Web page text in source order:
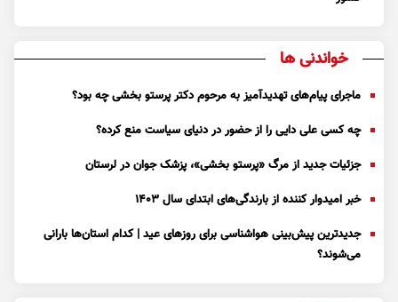
خواندنی ها
ماجرای پیام‌های تهدیدآمیز به مرحوم دکتر پرستو بخشی چه بود؟
چه کسی علی دایی را از حضور در دنیای سیاست منع کرده؟
جزئیات جدید از مرگ «پرستو بخشی»، پزشک جوان در لرستان
خبر امیدوار کننده از بارندگی‌های ابتدای سال ۱۴۰۳
جدیدترین پیش‌بینی هواشناسی برای روزهای عید | کدام استان‌ها بارانی
می‌شوند؟